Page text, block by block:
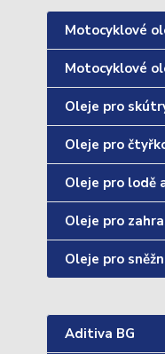
Motocyklové
Motocyklové
Oleje pro
Oleje pro
Oleje pro lodě
Oleje pro
Oleje pro
Aditiva BG